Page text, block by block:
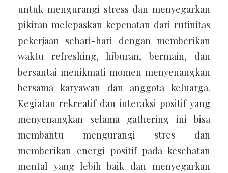
untuk mengurangi stress dan menyegarkan
pikiran melepaskan kepenatan dari rutinitas
pekerjaan sehari-hari dengan memberikan
waktu refreshing, hiburan, bermain, dan
bersantai menikmati momen menyenangkan
bersama karyawan dan anggota keluarga.
Kegiatan rekreatif dan interaksi positif yang
menyenangkan selama gathering ini bisa
membantu mengurangi stres dan
memberikan energi positif pada kesehatan
mental yang lebih baik dan menyegarkan